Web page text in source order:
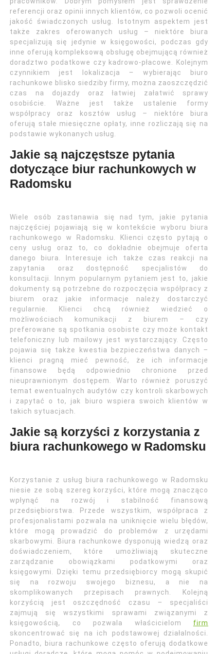
referencji oraz opinii innych klientów, co pozwoli ocenić
jakość świadczonych usług. Istotnym aspektem jest
także zakres oferowanych usług – niektóre biura
specjalizują się jedynie w księgowości, podczas gdy
inne oferują kompleksową obsługę obejmującą również
doradztwo podatkowe czy kadrowo-płacowe. Kolejnym
czynnikiem jest lokalizacja – wybierając biuro
rachunkowe blisko siedziby firmy, można zaoszczędzić
czas na dojazdy oraz łatwiej załatwić sprawy
osobiście. Ważne jest także ustalenie formy
współpracy oraz kosztów usług – niektóre biura
oferują stałe miesięczne opłaty, inne rozliczają się na
podstawie wykonanych usług.
Jakie są najczęstsze pytania
dotyczące biur rachunkowych w
Radomsku
Wiele osób zastanawia się nad tym, jakie pytania
najczęściej pojawiają się w kontekście wyboru biura
rachunkowego w Radomsku. Klienci często pytają o
ceny usług oraz to, co dokładnie obejmuje oferta
danego biura. Interesuje ich także czas reakcji na
zapytania oraz dostępność specjalistów do
konsultacji. Innym popularnym pytaniem jest to, jakie
dokumenty są potrzebne do rozpoczęcia współpracy z
biurem oraz jakie informacje należy dostarczyć
regularnie. Klienci chcą również wiedzieć o
możliwościach komunikacji z biurem – czy
preferowane są spotkania osobiste czy może kontakt
telefoniczny lub mailowy jest wystarczający. Często
pojawia się także kwestia bezpieczeństwa danych –
klienci pragną mieć pewność, że ich informacje
finansowe będą odpowiednio chronione przed
nieuprawnionym dostępem. Warto również poruszyć
temat ewentualnych audytów czy kontroli skarbowych
i zapytać o to, jak biuro wspiera swoich klientów w
takich sytuacjach.
Jakie są korzyści z korzystania z
biura rachunkowego w Radomsku
Korzystanie z usług biura rachunkowego w Radomsku
niesie ze sobą szereg korzyści, które mogą znacząco
wpłynąć na rozwój i stabilność finansową
przedsiębiorstwa. Przede wszystkim, współpraca z
profesjonalistami pozwala na uniknięcie wielu błędów,
które mogą prowadzić do problemów z urzędami
skarbowymi. Biura rachunkowe dysponują wiedzą oraz
doświadczeniem, które umożliwiają skuteczne
zarządzanie obowiązkami podatkowymi oraz
księgowymi. Dzięki temu przedsiębiorcy mogą skupić
się na rozwoju swojego biznesu, a nie na
skomplikowanych przepisach prawnych. Kolejną
korzyścią jest oszczędność czasu – specjaliści
zajmują się wszystkimi sprawami związanymi z
księgowością, co pozwala właścicielom firm
skoncentrować się na ich podstawowej działalności.
Ponadto, biura rachunkowe często oferują dodatkowe